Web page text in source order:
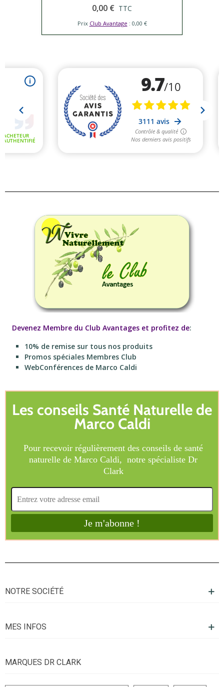
0,00 € TTC
Prix Club Avantage : 0,00 €
Devenez Membre du Club Avantages et profitez de:
10% de remise sur tous nos produits
Promos spéciales Membres Club
WebConférences de Marco Caldi
NOTRE SOCIÉTÉ
MES INFOS
MARQUES DR CLARK